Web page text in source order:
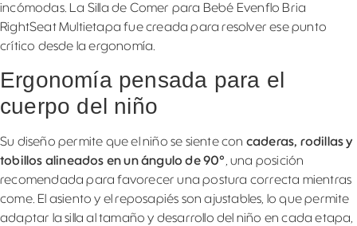
incómodas. La Silla de Comer para Bebé Evenflo Bria
RightSeat Multietapa fue creada para resolver ese punto
crítico desde la ergonomía.
Ergonomía pensada para el
cuerpo del niño
Su diseño permite que el niño se siente con caderas, rodillas y
tobillos alineados en un ángulo de 90°, una posición
recomendada para favorecer una postura correcta mientras
come. El asiento y el reposapiés son ajustables, lo que permite
adaptar la silla al tamaño y desarrollo del niño en cada etapa,